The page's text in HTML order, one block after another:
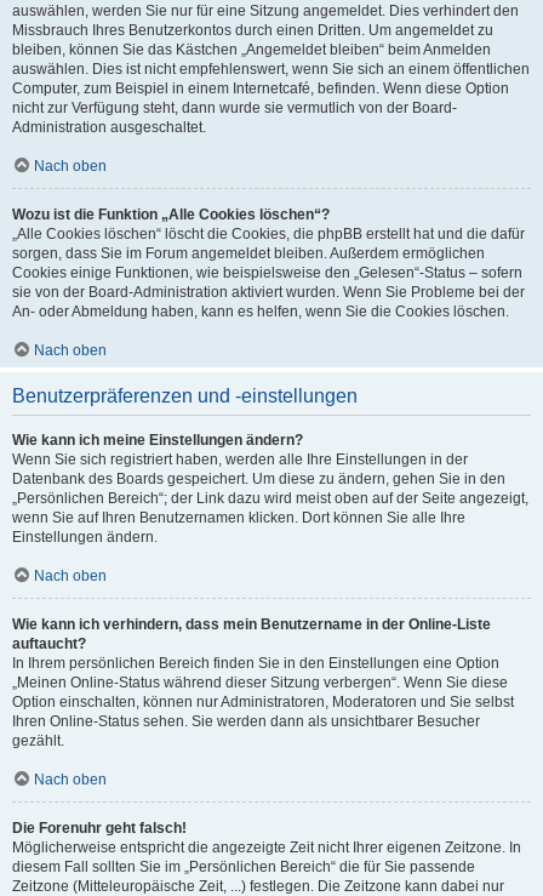
auswählen, werden Sie nur für eine Sitzung angemeldet. Dies verhindert den
Missbrauch Ihres Benutzerkontos durch einen Dritten. Um angemeldet zu
bleiben, können Sie das Kästchen „Angemeldet bleiben“ beim Anmelden
auswählen. Dies ist nicht empfehlenswert, wenn Sie sich an einem öffentlichen
Computer, zum Beispiel in einem Internetcafé, befinden. Wenn diese Option
nicht zur Verfügung steht, dann wurde sie vermutlich von der Board-
Administration ausgeschaltet.
Nach oben
Wozu ist die Funktion „Alle Cookies löschen“?
„Alle Cookies löschen“ löscht die Cookies, die phpBB erstellt hat und die dafür
sorgen, dass Sie im Forum angemeldet bleiben. Außerdem ermöglichen
Cookies einige Funktionen, wie beispielsweise den „Gelesen“-Status – sofern
sie von der Board-Administration aktiviert wurden. Wenn Sie Probleme bei der
An- oder Abmeldung haben, kann es helfen, wenn Sie die Cookies löschen.
Nach oben
Benutzerpräferenzen und -einstellungen
Wie kann ich meine Einstellungen ändern?
Wenn Sie sich registriert haben, werden alle Ihre Einstellungen in der
Datenbank des Boards gespeichert. Um diese zu ändern, gehen Sie in den
„Persönlichen Bereich“; der Link dazu wird meist oben auf der Seite angezeigt,
wenn Sie auf Ihren Benutzernamen klicken. Dort können Sie alle Ihre
Einstellungen ändern.
Nach oben
Wie kann ich verhindern, dass mein Benutzername in der Online-Liste
auftaucht?
In Ihrem persönlichen Bereich finden Sie in den Einstellungen eine Option
„Meinen Online-Status während dieser Sitzung verbergen“. Wenn Sie diese
Option einschalten, können nur Administratoren, Moderatoren und Sie selbst
Ihren Online-Status sehen. Sie werden dann als unsichtbarer Besucher
gezählt.
Nach oben
Die Forenuhr geht falsch!
Möglicherweise entspricht die angezeigte Zeit nicht Ihrer eigenen Zeitzone. In
diesem Fall sollten Sie im „Persönlichen Bereich“ die für Sie passende
Zeitzone (Mitteleuropäische Zeit, ...) festlegen. Die Zeitzone kann dabei nur